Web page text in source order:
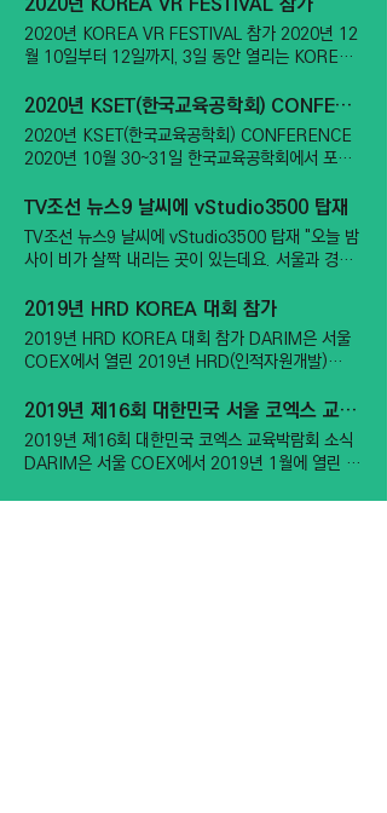
원의 교육 방식을 근본적으로 변화시키며, 학생들이
다양한 학습 방법을 경험할 수 있도록 합니다. ​ 특히,
인클래스 플립 러닝(Inclass Flipped Learning) 과
교실에서 영상 강의를 짧게 듣고, 이후 선생님과의
실습과 학생들과의 토론을 통해 학습 내용을 더욱 깊
이 이해할 수 있습니다. "세종시 교육청 한국미래융
인공지능 기반의 자동 카메라 스위칭과 장면 전환 기
능을 제공하여, 방송 품질을 한층 높였습니다. 이 시
스템은 강의 중에도 자동으로 강사의 움직임을 추적
하고, 적절한 화면 전환을 통해 시청자에게 최적의
시각적 경험을 제공합니다. ​ iDesk 는 강사와 학생
들이 강의 자료를 디지털 기기를 통해 손쉽게 접근하
고, 인터랙티브 학습을 할 수 있도록 지원하여 학습
효율성을 높여줍니다. "미래의 교육 혁신을 향하여"
며, 최신 기술을 통해 교육의 패러다임을 변화시키고
있습니다. 이번 세종시 교육청 한국미래융합교육원
과의 협력을 통해 다림시스템은 대한민국의 교육 혁
신을 지원하고, 전 세계 교육 기관들에게 모범 사례
를 제공할 것입니다. 다림시스템은 세종시 교육청 한
육 방법을 제공하는 데 중점을 두고 있습니다.
iStudio400은 전문 Self 방송이 가능한 방송 소프
트웨어로 방송실에서도 사용 가능한 준방송국 의 기
능을 합니다. ​ VR 가상 교실 강의 녹화 및 원격 VR
하이브리드 수업을 가능하게 하는 iStudio400은 교
사들이 학생들에게 더 현실적이고 흥미로운 학습 경
험을 제공할 수 있도록 돕습니다. 우성고등학교의 교
업그레이드되었습니다. 학생들은 최신 기술을 활용
하여 보다 효과적으로 학습하고, 교사들은 학생들에
게 보다 흥미로운 수업을 제공할 수 있게 되었습니
위한 다림만의 기술을 적극적으로 개발하여 학생들
과 교사들의 교실 수업을 지속적으로 발전해나갈 것
임을 약속 드립니다.
있는 편안한 '쉼'의 공간이라는 의미를 담은 체험관
입니다. 과천시의 관광지를 메타버스 VR 관광인
TeleCopter를 통해 경험함으로써 과천시의 매력이
을 높이기 위한 것입니다. 세종시교육청 국제교류센
터의 방송 스튜디오에는 다림시스템의 iStand와
iStudio400이 설치되었습니다. ​ iStand는 iStudio
Console System 중 하나로 회의실, 방송실에서
활용이 극대화되는 입식 방송국 입니다. 최대 5개의
디스플레이가 설치 가능해, 효율적인 강의 및 학습
환경을 제공합니다. ​ 즉 다림만의 하이브리드 방송국
하며 수업을 진행할 수 있도록 도와줍니다. 데스크,
모니터, 카메라, 마이크 장착대를 포함하여 높은 품
질의 디스플레이와 다림만의 VR 방송국 소프트웨어
iStand와 함께 설치한 iStudio400은 교사들이 VR
스튜디오를 이용한 창의적이고 효과적인 수업을 계
획하고 진행할 수 있도록 지원합니다. VR 가상 교실
강의 녹화 및 원격 VR 하이브리드 수업을 가능하게
하여 교사들의 수업 부담을 줄여줍니다. ​ 즉
iStudio400은 전문 Self 방송이 가능한 방송 소프
트웨어로 방송실에서도 사용 가능한 준방송국 의 기
시대에 발맞춰 학교 수업의 환경을 개선하기 위해 최
2020년 KOREA VR FESTIVAL 참가 2020년 12
월 10일부터 12일까지, 3일 동안 열리는 KOREA
기간 동안 실시간 Live 방송도 함께 진행합니다.
DARIM의 신제품 iConsole을 체험하고 나만의 가
상 스튜디오를 만들어 방송해 보세요!
2020년 KSET(한국교육공학회) CONFERENCE
2020년 KSET(한국교육공학회) CONFERENCE
2020년 10월 30~31일 한국교육공학회에서 포스
행하였습니다. 총 4개의 STUDIO를 사용하여 실시
간 LIVE로 질의응답을 받으며 학술연구회를 진행하
였습니다.
TV조선 뉴스9 날씨에 vStudio3500 탑재
TV조선 뉴스9 날씨에 vStudio3500 탑재 "오늘 밤
사이 비가 살짝 내리는 곳이 있는데요. 서울과 경기
고 그 밖의 중부 지방과 호남, 경북에서도 산발적으
로 빗방울이 떨어지겠습니다. (이하 생략)" TV조선
개편을 맞아 DARIM의 vStudio3500이 뉴스9 날
씨에 쓰였습니다. 앞으로도 DARIM의 기술이 여러
현장에서 널리 쓰이도록 노력하겠습니다.
2019년 HRD KOREA 대회 참가
2019년 HRD KOREA 대회 참가 DARIM은 서울
COEX에서 열린 2019년 HRD(인적자원개발)
컨퍼런스 촬영 및 제품 홍보 부스를 운영하였습니다.
2019년 제16회 대한민국 서울 코엑스 교육박람회 소식
2019년 제16회 대한민국 코엑스 교육박람회 소식
DARIM은 서울 COEX에서 2019년 1월에 열린 제
장관님께서 DARIM 부스에 방문하여 대표님께서 설